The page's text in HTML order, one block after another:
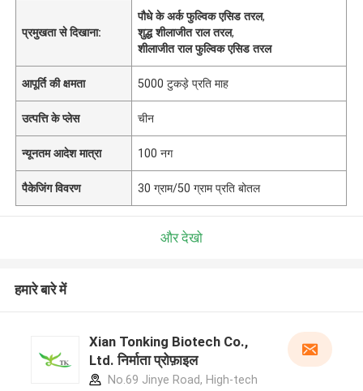
प्रमुखता से दिखाना:
पौधे के अर्क फुल्विक एसिड तरल,
शुद्ध शीलाजीत राल तरल,
शीलाजीत राल फुल्विक एसिड तरल
आपूर्ति की क्षमता 5000 टुकड़े प्रति माह
उत्पत्ति के प्लेस चीन
न्यूनतम आदेश मात्रा 100 नग
पैकेजिंग विवरण 30 ग्राम/50 ग्राम प्रति बोतल
और देखो
हमारे बारे में
Xian Tonking Biotech Co.,
Ltd. निर्माता प्रोफ़ाइल
No.69 Jinye Road, High-tech